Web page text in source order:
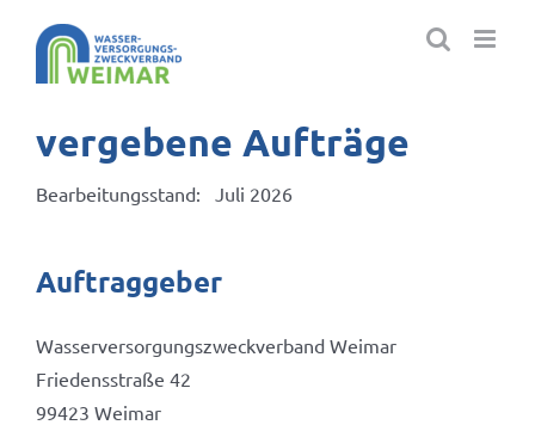
Inhalt
springen
vergebene Aufträge
Bearbeitungsstand: Juli 2026
Auftraggeber
Wasserversorgungszweckverband Weimar
Friedensstraße 42
99423 Weimar